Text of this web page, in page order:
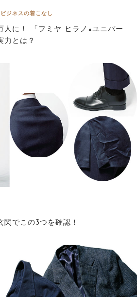
ビジネスの着こなし
人に！ 「フミヤ ヒラノ×ユニバー
力とは？
関でこの3つを確認！